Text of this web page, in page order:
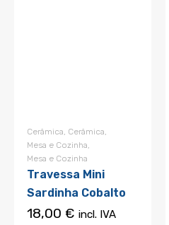
Cerâmica Cerâmica
Mesa e Cozinha
Mesa e Cozinha
Travessa Mini
Sardinha Cobalto
18,00 € incl. IVA